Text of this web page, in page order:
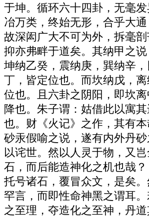
于坤。循环六十四卦，无毫
冶万类，终始无形，合乎大通
故深闳广大不可为外，拆毫剖
抑亦弗畔于道矣。其纳甲之说
坤纳乙癸，震纳庚，巽纳辛
丁，皆定位也。而坎纳戊，
位也。且六卦之阴阳，即坎
降也。朱子谓：姑借此以寓
也。财《火记》之作，其有
砂汞假喻之说，遂有内外丹
以诧世。然以人灵于物，又
石，而后能造神化之机也哉
托号诸石，覆冒众文，是矣
罕言，而即性命神黑之谓耳
之至理，夺造化之至神，丹